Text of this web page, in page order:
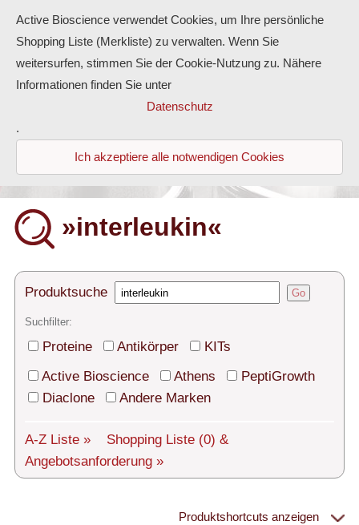
Antikörper
ELISA-Kits
Diaclone Produkte
Home
Produkte
Kontakt
Versand
Über uns
Service
»interleukin«
Produktsuche Go
Suchfilter:
Proteine Antikörper
KITs
Active Bioscience
Athens
PeptiGrowth
Diaclone
Andere Marken
A-Z Liste » Shopping Liste (0) &
Angebotsanforderung »
Produktshortcuts anzeigen
Active Bioscience verwendet Cookies, um Ihre persönliche
Shopping Liste (Merkliste) zu verwalten. Wenn Sie
weitersurfen, stimmen Sie der Cookie-Nutzung zu. Nähere
Informationen finden Sie unter
Datenschutz
.
Ich akzeptiere alle notwendigen Cookies